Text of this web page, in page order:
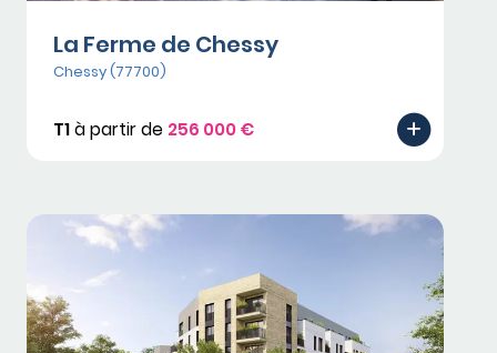
La Ferme de Chessy
Chessy (77700)
T1à partir de 256 000 €